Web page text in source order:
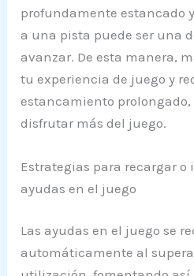
profundamente estancado
a una pista puede ser una
avanzar. De esta manera,
tu experiencia de juego y
estancamiento prolongado,
disfrutar más del juego.
Estrategias para recargar
ayudas en el juego
Las ayudas en el juego se
automáticamente al